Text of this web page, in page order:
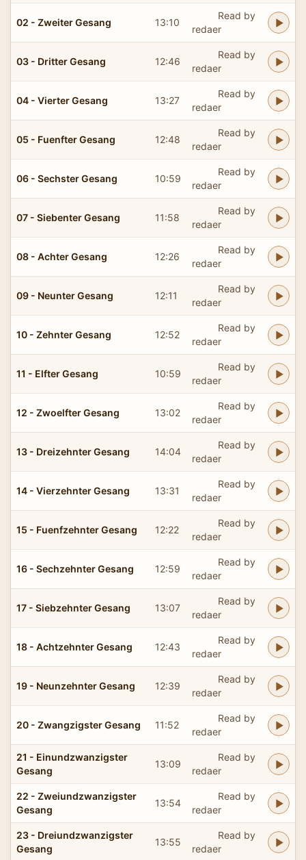
02 - Zweiter Gesang 13:10
Read by
redaer
03 - Dritter Gesang 12:46
Read by
redaer
04 - Vierter Gesang 13:27
Read by
redaer
05 - Fuenfter Gesang 12:48
Read by
redaer
06 - Sechster Gesang 10:59
Read by
redaer
07 - Siebenter Gesang 11:58
Read by
redaer
08 - Achter Gesang 12:26
Read by
redaer
09 - Neunter Gesang 12:11
Read by
redaer
10 - Zehnter Gesang 12:52
Read by
redaer
11 - Elfter Gesang 10:59
Read by
redaer
12 - Zwoelfter Gesang 13:02
Read by
redaer
13 - Dreizehnter Gesang 14:04
Read by
redaer
14 - Vierzehnter Gesang 13:31
Read by
redaer
15 - Fuenfzehnter Gesang 12:22
Read by
redaer
16 - Sechzehnter Gesang 12:59
Read by
redaer
17 - Siebzehnter Gesang 13:07
Read by
redaer
18 - Achtzehnter Gesang 12:43
Read by
redaer
19 - Neunzehnter Gesang 12:39
Read by
redaer
20 - Zwangzigster Gesang 11:52
Read by
redaer
21 - Einundzwanzigster
Gesang
13:09
Read by
redaer
22 - Zweiundzwanzigster
Gesang
13:54
Read by
redaer
23 - Dreiundzwanzigster
Gesang
13:55
Read by
redaer